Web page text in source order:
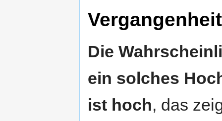
Die
ein solches
ist hoch, das